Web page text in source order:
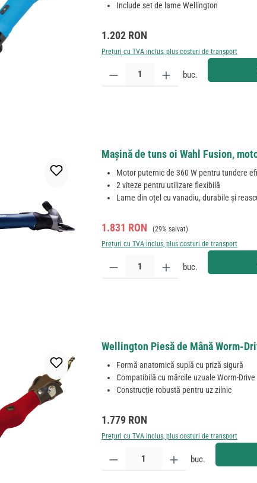
Include set de lame Wellington
Preț obișnuit:
1.202 RON
Prețuri cu TVA inclus, plus costuri de transport
Cantitate produs: Introduceți cantitatea dorită
buc.
Mașină de tuns oi Wahl Fusion,
Motor puternic de 360 W pentru tundere
2 viteze pentru utilizare flexibilă
Lame din oțel cu vanadiu, durabile și
Preț de vânzare:
1.831 RON Preț obișnuit:
(29% salvat)
Prețuri cu TVA inclus, plus costuri de transport
Cantitate produs: Introduceți cantitatea dorită
buc.
Wellington Piesă de Mână Worm-
Formă anatomică suplă cu priză sigură
Compatibilă cu mărcile uzuale Worm-Drive
Construcție robustă pentru uz zilnic
Preț obișnuit:
1.779 RON
Prețuri cu TVA inclus, plus costuri de transport
Cantitate produs: Introduceți cantitatea dorită
buc.